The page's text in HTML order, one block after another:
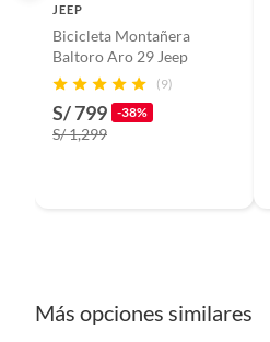
Tipo de freno
cantidad de paquetes
Número de cambios
JEEP
Bicicleta Montañera
Baltoro Aro 29 Jeep
(9)
S/ 799 -38%
S/ 1,299
Más opciones similares